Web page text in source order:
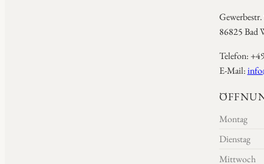
Gewerbestr.
86825 Bad
Telefon:
E-Mail:
Montag
Dienstag
Mittwoch